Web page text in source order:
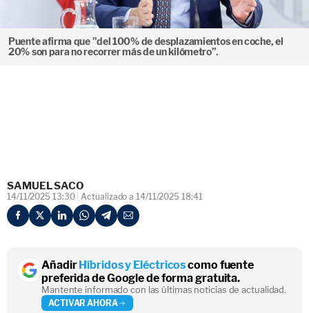
Puente afirma que "del 100% de desplazamientos en coche, el
20% son para no recorrer más de un kilómetro”.
SAMUEL SACO
14/11/2025 13:30 Actualizado a 14/11/2025 18:41
AñadirHíbridos y Eléctricoscomo fuente
preferida de Google de forma gratuita.
Mantente informado con las últimas noticias de actualidad.
ACTIVAR AHORA